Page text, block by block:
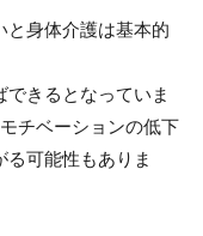
と身体介護は基本的
きるとなっていま
チベーションの低下
可能性もありま